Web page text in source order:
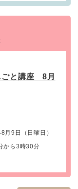
ごと講座 8月
9日（日曜日）
から3時30分